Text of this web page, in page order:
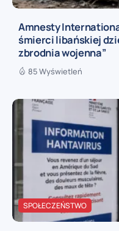
Amnesty
śmierci libańskiej
zbrodnia wojenna”
85 Wyświetleń
SPOŁECZEŃSTWO